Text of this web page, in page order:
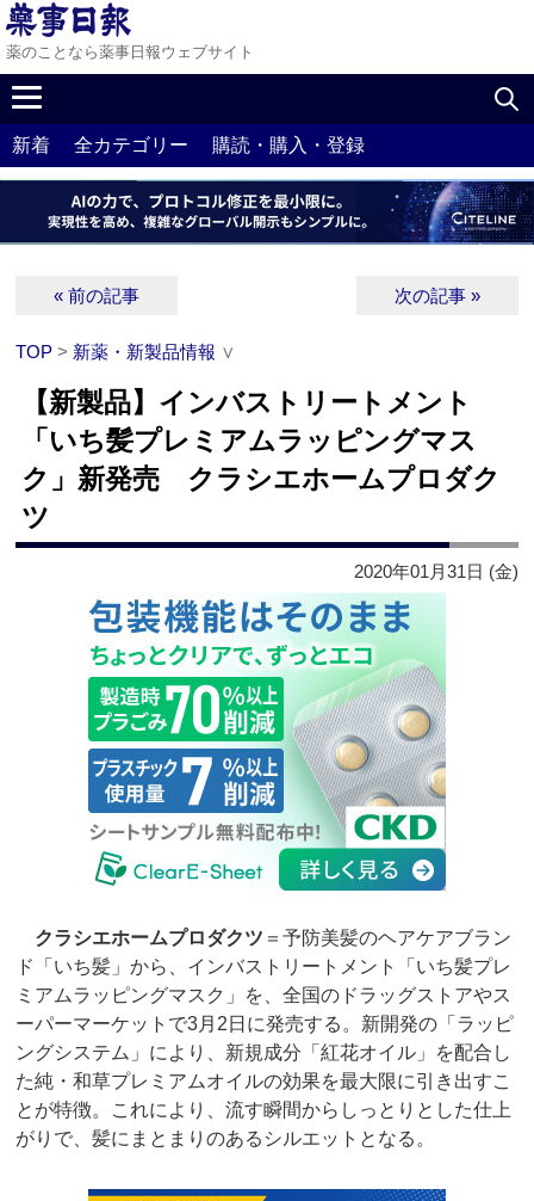
薬のことなら薬事日報ウェブサイト
新着 全カテゴリー 購読・購入・登録
« 前の記事 次の記事 »
TOP > 新薬・新製品情報 ∨
【新製品】インバストリートメント
「いち髪プレミアムラッピングマス
ク」新発売 クラシエホームプロダク
ツ
2020年01月31日 (金)
クラシエホームプロダクツ ＝予防美髪のヘアケアブラン
ド「いち髪」から、インバストリートメント「いち髪プレ
ミアムラッピングマスク」を、全国のドラッグストアやス
ーパーマーケットで3月2日に発売する。新開発の「ラッピ
ングシステム」により、新規成分「紅花オイル」を配合し
た純・和草プレミアムオイルの効果を最大限に引き出すこ
とが特徴。これにより、流す瞬間からしっとりとした仕上
がりで、髪にまとまりのあるシルエットとなる。